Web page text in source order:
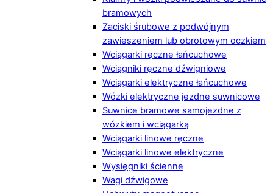
bramowych
Zaciski śrubowe z podwójnym
zawieszeniem lub obrotowym oczkiem
Wciągarki ręczne łańcuchowe
Wciągniki ręczne dźwigniowe
Wciągarki elektryczne łańcuchowe
Wózki elektryczne jezdne suwnicowe
Suwnice bramowe samojezdne z
wózkiem i wciągarką
Wciągarki linowe ręczne
Wciągarki linowe elektryczne
Wysięgniki ścienne
Wagi dźwigowe